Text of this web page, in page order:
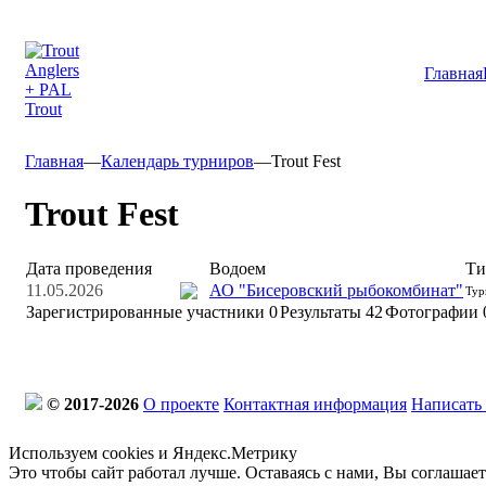
Главная
Главная—Календарь турниров—Trout Fest
Trout Fest
Дата проведения Водоем
11.05.2026
АО "Бисеровский рыбокомбинат"
Зарегистрированные участники 0Результаты 42Фотографии
© 2017-2026 О проекте Контактная информация
Используем cookies и Яндекс.Метрику
Это чтобы сайт работал лучше. Оставаясь с нами, Вы